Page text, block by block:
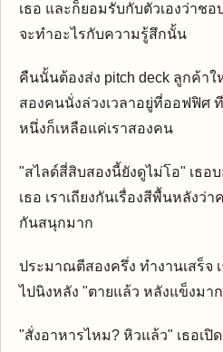
เธอ และก็ยอมรับกับตัวเองว่าช
จะทำอะไรกับความรู้สึกนั้น
คืนนั้นต้องส่ง pitch deck ลูกค้าใ
สองคนนั่งล่วงเวลาอยู่ที่ออฟฟิศ
หนึ่งก็เหลือแค่เราสองคน
"สไลด์สี่สิบสองนี้ยังดูไม่โอ" เธอ
เธอ เราเถียงกันเรื่องสีพื้นหลังว่
กันสนุกมาก
ประมาณตีสองครึ่ง ทำงานเสร็จ
ไปนิงหลัง "ตายแล้ว หลังแข็งมา
"สั่งอาหารไหม? หิวแล้ว" เธอเ